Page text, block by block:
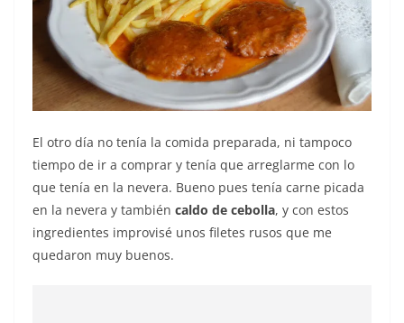
El otro día no tenía la comida preparada, ni tampoco
tiempo de ir a comprar y tenía que arreglarme con lo
que tenía en la nevera. Bueno pues tenía carne picada
en la nevera y también caldo de cebolla, y con estos
ingredientes improvisé unos filetes rusos que me
quedaron muy buenos.